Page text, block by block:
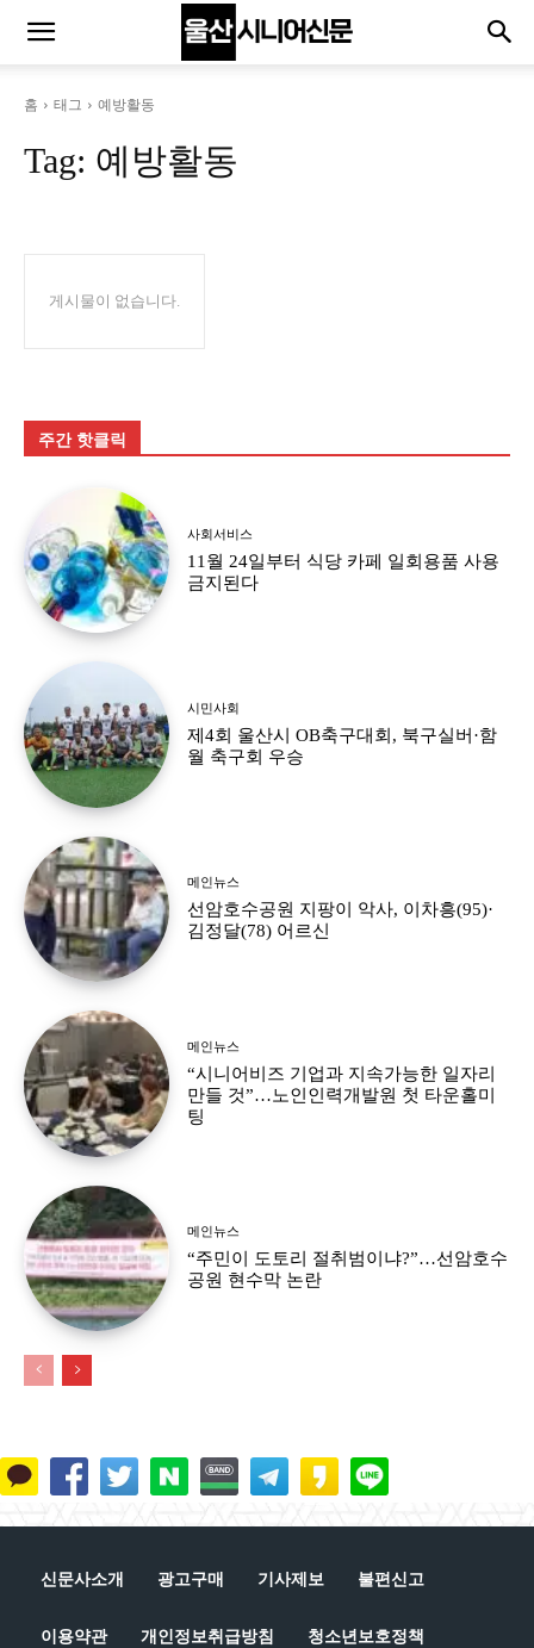
홈 태그 예방활동
Tag: 예방활동
게시물이 없습니다.
주간 핫클릭
사회서비스
11월 24일부터 식당 카페 일회용품 사용
금지된다
시민사회
제4회 울산시 OB축구대회, 북구실버·함
월 축구회 우승
메인뉴스
선암호수공원 지팡이 악사, 이차흥(95)·
김정달(78) 어르신
메인뉴스
“시니어비즈 기업과 지속가능한 일자리
만들 것”…노인인력개발원 첫 타운홀미
팅
메인뉴스
“주민이 도토리 절취범이냐?”…선암호수
공원 현수막 논란
신문사소개 광고구매 기사제보 불편신고
이용약관 개인정보취급방침 청소년보호정책